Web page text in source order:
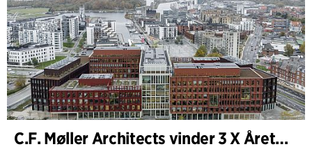
C.F. Møller Architects vinder 3 X Årets Byggeri 2025